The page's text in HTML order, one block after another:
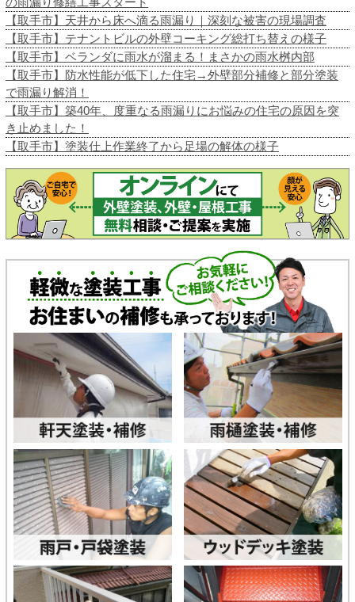
【取手市】天井から床へ滴る雨漏り｜深刻な被害の現場調査
【取手市】テナントビルの外壁コーキング総打ち替えの様子
【取手市】ベランダに雨水が溜まる！まさかの雨水桝内部
【取手市】防水性能が低下した住宅→外壁部分補修と部分塗装
で雨漏り解消！
【取手市】築40年、度重なる雨漏りにお悩みの住宅の原因を突
き止めました！
【取手市】塗装仕上作業終了から足場の解体の様子